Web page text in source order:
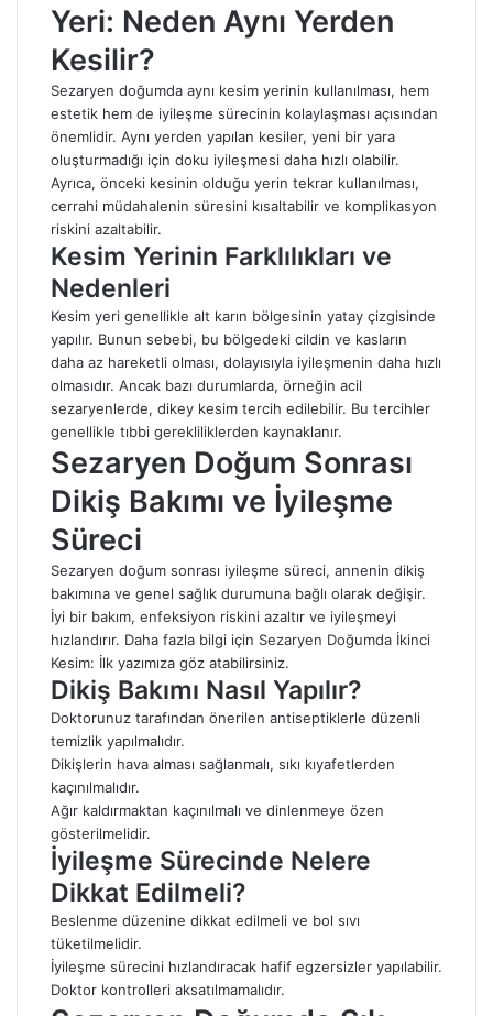
Yeri: Neden Aynı Yerden
Kesilir?
Sezaryen doğumda aynı kesim yerinin kullanılması, hem
estetik hem de iyileşme sürecinin kolaylaşması açısından
önemlidir. Aynı yerden yapılan kesiler, yeni bir yara
oluşturmadığı için doku iyileşmesi daha hızlı olabilir.
Ayrıca, önceki kesinin olduğu yerin tekrar kullanılması,
cerrahi müdahalenin süresini kısaltabilir ve komplikasyon
riskini azaltabilir.
Kesim Yerinin Farklılıkları ve
Nedenleri
Kesim yeri genellikle alt karın bölgesinin yatay çizgisinde
yapılır. Bunun sebebi, bu bölgedeki cildin ve kasların
daha az hareketli olması, dolayısıyla iyileşmenin daha hızlı
olmasıdır. Ancak bazı durumlarda, örneğin acil
sezaryenlerde, dikey kesim tercih edilebilir. Bu tercihler
genellikle tıbbi gerekliliklerden kaynaklanır.
Sezaryen Doğum Sonrası
Dikiş Bakımı ve İyileşme
Süreci
Sezaryen doğum sonrası iyileşme süreci, annenin dikiş
bakımına ve genel sağlık durumuna bağlı olarak değişir.
İyi bir bakım, enfeksiyon riskini azaltır ve iyileşmeyi
hızlandırır. Daha fazla bilgi için Sezaryen Doğumda İkinci
Kesim: İlk yazımıza göz atabilirsiniz.
Dikiş Bakımı Nasıl Yapılır?
Doktorunuz tarafından önerilen antiseptiklerle düzenli
temizlik yapılmalıdır.
Dikişlerin hava alması sağlanmalı, sıkı kıyafetlerden
kaçınılmalıdır.
Ağır kaldırmaktan kaçınılmalı ve dinlenmeye özen
gösterilmelidir.
İyileşme Sürecinde Nelere
Dikkat Edilmeli?
Beslenme düzenine dikkat edilmeli ve bol sıvı
tüketilmelidir.
İyileşme sürecini hızlandıracak hafif egzersizler yapılabilir.
Doktor kontrolleri aksatılmamalıdır.